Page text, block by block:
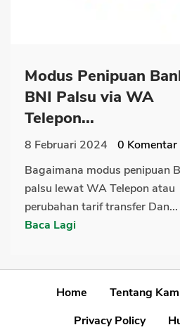
Modus Penipuan
BNI Palsu via WA
Telepon...
8 Februari 2024 0 Komentar
Bagaimana modus penipuan
palsu lewat WA Telepon atau
perubahan tarif transfer Dan...
Baca Lagi
Home Tentang
Privacy Policy